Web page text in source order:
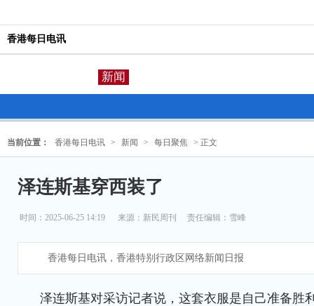
香港每日电讯
新闻
当前位置： 香港每日电讯 > 新闻 > 每日聚焦 > 正文
泽连斯基穿西装了
时间：2025-06-25 14:19 来源： 新民周刊 责任编辑：雪峰
香港每日电讯，香港特别行政区网络新闻日报
泽连斯基对采访记者说，这套衣服是自己准备胜